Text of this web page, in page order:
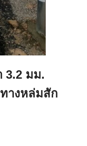
3.2 มม.
างหล่มสัก